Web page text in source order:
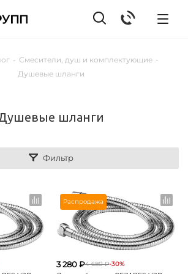
- Смесители, душ и комплектующие -
Душевые шланги
шланги
Фильтр
Распродажа
3 280 ₽4 680 ₽-30%